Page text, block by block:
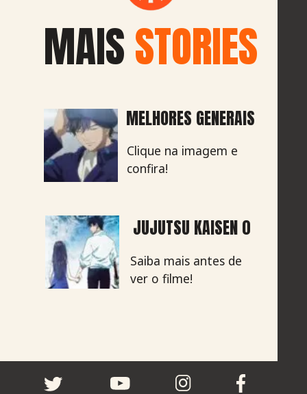
MAISSTORIES
MELHORES GENERAIS
Clique na imagem e
confira!
JUJUTSU KAISEN 0
Saiba mais antes de
ver o filme!